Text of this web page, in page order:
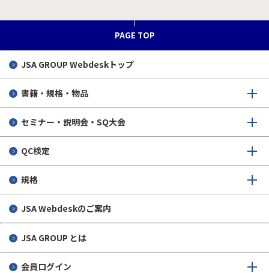
PAGE TOP
JSA GROUP Webdeskトップ
書籍・規格・物品
セミナー・説明会・SQ大会
QC検定
規格
JSA Webdeskのご案内
JSA GROUP とは
会員ログイン